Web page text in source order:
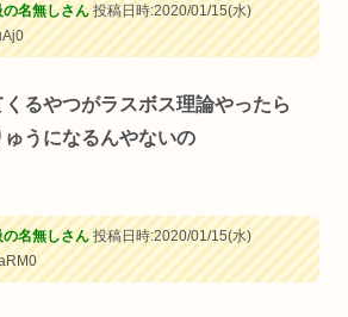
名無しさん投稿日時:2020/01/15(水)
るやつがラスボス理論やったら
ゅうになるんやないの
名無しさん投稿日時:2020/01/15(水)